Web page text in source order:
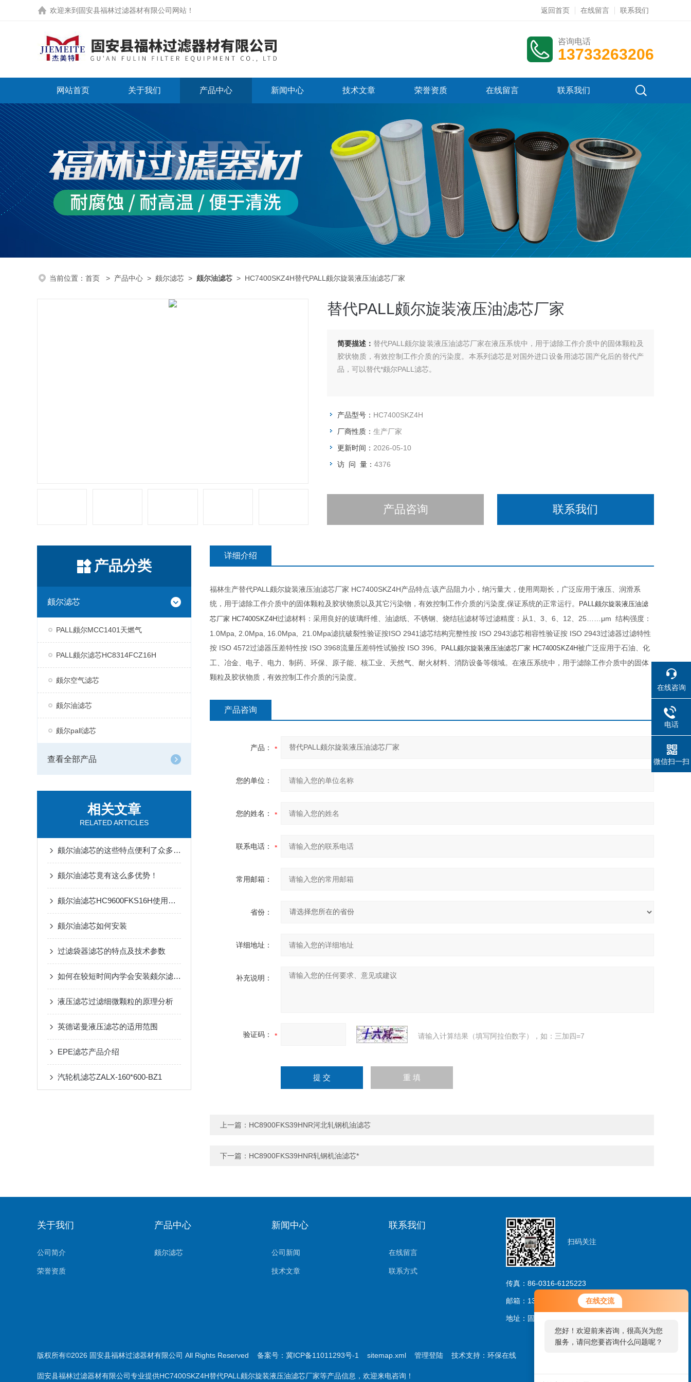
在线交流
您好！欢迎前来咨询，很高兴为您
服务，请问您要咨询什么问题呢？
欢迎来到 固安县福林过滤器材有限公司网站 ！ 返回首页 在线留言 联系我们
咨询电话
13733263206
网站首页 关于我们 产品中心 新闻中心 技术文章 荣誉资质 在线留言 联系我们
当前位置： 首页 > 产品中心 > 颇尔滤芯 > 颇尔油滤芯 > HC7400SKZ4H替代PALL颇尔旋装液压油滤芯厂家
替代PALL颇尔旋装液压油滤芯厂家
简要描述： 替代PALL颇尔旋装液压油滤芯厂家在液压系统中，用于滤除工作介质中的固体颗粒及
胶状物质，有效控制工作介质的污染度。本系列滤芯是对国外进口设备用滤芯国产化后的替代产
品，可以替代*颇尔PALL滤芯。
产品型号： HC7400SKZ4H
厂商性质： 生产厂家
更新时间： 2026-05-10
访 问 量： 4376
产品咨询 联系我们
产品分类
颇尔滤芯
PALL颇尔MCC1401天燃气
PALL颇尔滤芯HC8314FCZ16H
颇尔空气滤芯
颇尔油滤芯
颇尔pall滤芯
查看全部产品
相关文章
RELATED ARTICLES
颇尔油滤芯的这些特点便利了众多行业
颇尔油滤芯竟有这么多优势！
颇尔油滤芯HC9600FKS16H使用的滤料重点是玻纤/化纤/木浆滤纸
颇尔油滤芯如何安装
过滤袋器滤芯的特点及技术参数
如何在较短时间内学会安装颇尔滤芯？
液压滤芯过滤细微颗粒的原理分析
英德诺曼液压滤芯的适用范围
EPE滤芯产品介绍
汽轮机滤芯ZALX-160*600-BZ1
详细介绍
福林生产替代PALL颇尔旋装液压油滤芯厂家 HC7400SKZ4H产品特点:该产品阻力小，纳污量大，使用周期长，广泛应用于液压、润滑系
统，用于滤除工作介质中的固体颗粒及胶状物质以及其它污染物，有效控制工作介质的污染度,保证系统的正常运行。
PALL颇尔旋装液压油滤
芯厂家 HC7400SKZ4H过滤材料：采用良好的玻璃纤维、油滤纸、不锈钢、烧结毡滤材等过滤精度：从1、3、6、12、25……μm 结构强度：
1.0Mpa, 2.0Mpa, 16.0Mpa, 21.0Mpa滤抗破裂性验证按ISO 2941滤芯结构完整性按 ISO 2943滤芯相容性验证按 ISO 2943过滤器过滤特性
按 ISO 4572过滤器压差特性按 ISO 3968流量压差特性试验按 ISO 396。
PALL颇尔旋装液压油滤芯厂家 HC7400SKZ4H被广泛应用于石油、化
工、冶金、电子、电力、制药、环保、原子能、核工业、天然气、耐火材料、消防设备等领域。在液压系统中，用于滤除工作介质中的固体
颗粒及胶状物质，有效控制工作介质的污染度。
产品咨询
产品：
您的单位：
您的姓名：
联系电话：
常用邮箱：
省份：
详细地址：
补充说明：
验证码： 请输入计算结果（填写阿拉伯数字），如：三加四=7
上一篇： HC8900FKS39HNR河北轧钢机油滤芯
下一篇： HC8900FKS39HNR轧钢机油滤芯*
关于我们
公司简介
荣誉资质
产品中心
颇尔滤芯
新闻中心
公司新闻
技术文章
联系我们
在线留言
联系方式
扫码关注
传真：86-0316-6125223
邮箱：13733263206@163.com
地址：固安林城温泉产业园区
版权所有©2026 固安县福林过滤器材有限公司 All Rights Reserved 备案号：冀ICP备11011293号-1 sitemap.xml 管理登陆 技术支持： 环保在线
固安县福林过滤器材有限公司专业提供HC7400SKZ4H替代PALL颇尔旋装液压油滤芯厂家等产品信息，欢迎来电咨询！
在线咨询
电话
微信扫一扫